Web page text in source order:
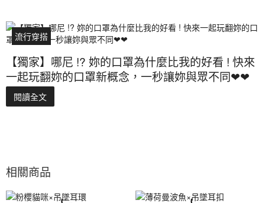
流行穿搭
【獨家】哪尼 !? 妳的口罩為什麼比我的好看 ! 快來
一起玩翻妳的口罩新概念，一秒讓妳與眾不同❤❤
閱讀全文
相關商品